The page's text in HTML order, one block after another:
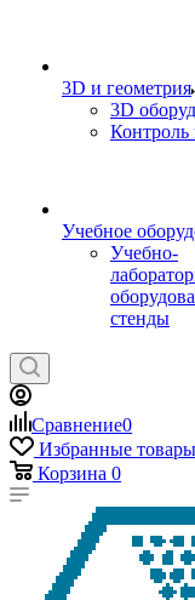
3D и геометрия
3D
Контроль
Учебное
Учебно-
стенды
Сравнение0
Избранные товары
Корзина 0